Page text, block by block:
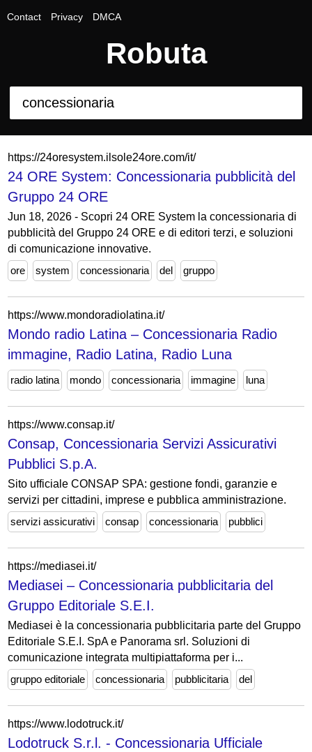
Contact Privacy DMCA
Robuta
https://24oresystem.ilsole24ore.com/it/
24 ORE System: Concessionaria pubblicità del
Gruppo 24 ORE
Jun 18, 2026 - Scopri 24 ORE System la concessionaria di
pubblicità del Gruppo 24 ORE e di editori terzi, e soluzioni
di comunicazione innovative.
ore
system concessionaria del gruppo
https://www.mondoradiolatina.it/
Mondo radio Latina – Concessionaria Radio
immagine, Radio Latina, Radio Luna
radio latina mondo concessionaria immagine luna
https://www.consap.it/
Consap, Concessionaria Servizi Assicurativi
Pubblici S.p.A.
Sito ufficiale CONSAP SPA: gestione fondi, garanzie e
servizi per cittadini, imprese e pubblica amministrazione.
servizi assicurativi
consap concessionaria pubblici
https://mediasei.it/
Mediasei – Concessionaria pubblicitaria del
Gruppo Editoriale S.E.I.
Mediasei è la concessionaria pubblicitaria parte del Gruppo
Editoriale S.E.I. SpA e Panorama srl. Soluzioni di
comunicazione integrata multipiattaforma per i...
gruppo editoriale
concessionaria pubblicitaria del
https://www.lodotruck.it/
Lodotruck S.r.l. - Concessionaria Ufficiale